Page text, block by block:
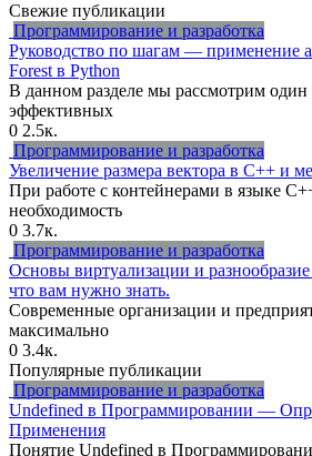
Свежие публикации
Программирование и разработка
Руководство по шагам — применение
Forest в Python
В данном разделе мы рассмотрим один
эффективных
0 2.5к.
Программирование и разработка
Увеличение размера вектора в C++ и
При работе с контейнерами в языке
необходимость
0 3.7к.
Программирование и разработка
Основы виртуализации и
что вам нужно знать.
Современные организации и
максимально
0 3.4к.
Популярные публикации
Программирование и разработка
Undefined в Программировании —
Применения
Понятие Undefined в